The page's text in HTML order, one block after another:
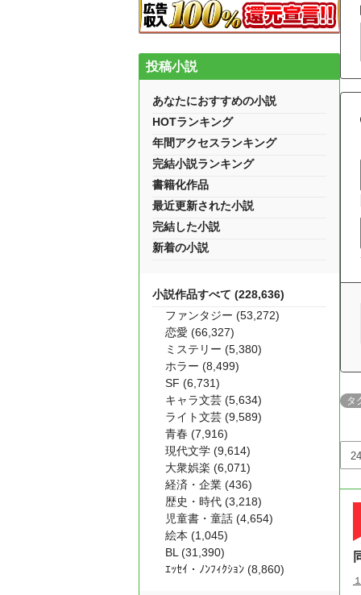
タ
投稿小説
あなたにおすすめの小説
HOTランキング
年間アクセスランキング
完結小説ランキング
書籍化作品
最近更新された小説
完結した小説
新着の小説
小説作品すべて (228,636)
ファンタジー (53,272)
恋愛 (66,327)
ミステリー (5,380)
ホラー (8,499)
SF (6,731)
キャラ文芸 (5,634)
ライト文芸 (9,589)
青春 (7,916)
現代文学 (9,614)
大衆娯楽 (6,071)
経済・企業 (436)
歴史・時代 (3,218)
児童書・童話 (4,654)
絵本 (1,045)
BL (31,390)
ｴｯｾｲ・ﾉﾝﾌｨｸｼｮﾝ (8,860)